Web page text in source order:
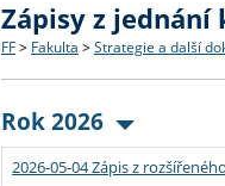
Struktura a historie
Strategie a další
Podpora a benefity pro
Co studovat a jak se
Učitelské studijní
Informace k průběhu
Bakalářské a magisterské
Doktorské studium
Rigorózní řízení
O vědě a výzkumu na FF
Akademické kvalifikace
Granty a projekty
Aktuální nabídky a
Vyjíždějící studenti
Přijíždějící studenti
Zápisy z jednání
FF > Fakulta > Strategie a další
Rok 2026
2026-05-04 Zápis z